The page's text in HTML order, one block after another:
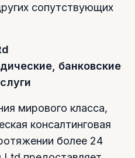
сопутствующих
банковские
мирового класса,
консалтинговая
более 24